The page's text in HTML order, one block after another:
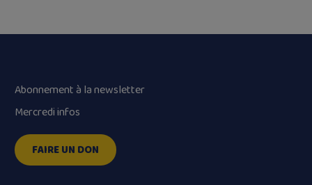
Abonnement à la newsletter
Mercredi infos
FAIRE UN DON